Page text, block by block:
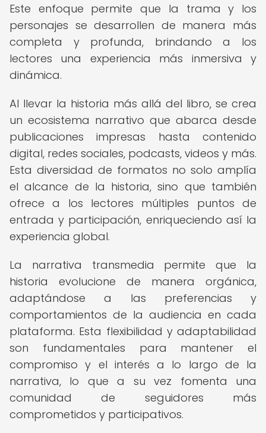
Este enfoque permite que la trama y los
personajes se desarrollen de manera más
completa y profunda, brindando a los
lectores una experiencia más inmersiva y
dinámica.
Al llevar la historia más allá del libro, se crea
un ecosistema narrativo que abarca desde
publicaciones impresas hasta contenido
digital, redes sociales, podcasts, videos y más.
Esta diversidad de formatos no solo amplía
el alcance de la historia, sino que también
ofrece a los lectores múltiples puntos de
entrada y participación, enriqueciendo así la
experiencia global.
La narrativa transmedia permite que la
historia evolucione de manera orgánica,
adaptándose a las preferencias y
comportamientos de la audiencia en cada
plataforma. Esta flexibilidad y adaptabilidad
son fundamentales para mantener el
compromiso y el interés a lo largo de la
narrativa, lo que a su vez fomenta una
comunidad de seguidores más
comprometidos y participativos.